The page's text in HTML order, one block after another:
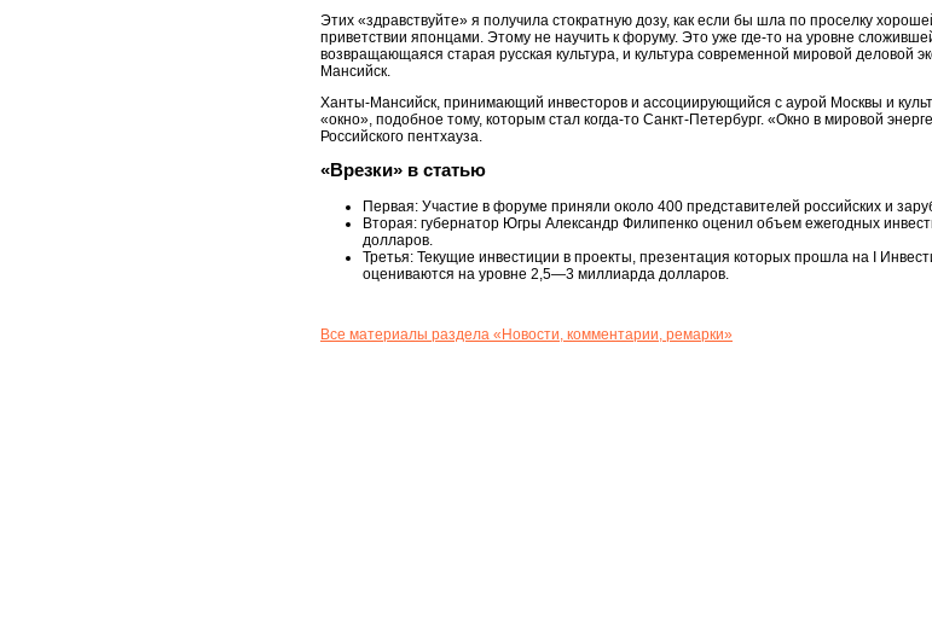
Этих «здравствуйте» я получила стократную дозу, как если бы шла по проселку
приветствии японцами. Этому не научить к форуму. Это уже где-то на уровне
возвращающаяся старая русская культура, и культура современной мировой деловой
Мансийск.
Ханты-Мансийск, принимающий инвесторов и ассоциирующийся с аурой Москвы и
«окно», подобное тому, которым стал когда-то Санкт-Петербург. «Окно в мировой
Российского пентхауза.
«Врезки» в статью
Первая: Участие в форуме приняли около 400 представителей российских и
Вторая: губернатор Югры Александр Филипенко оценил объем ежегодных
долларов.
Третья: Текущие инвестиции в проекты, презентация которых прошла на I
оцениваются на уровне 2,5—3 миллиарда долларов.
Все материалы раздела «Новости, комментарии, ремарки»